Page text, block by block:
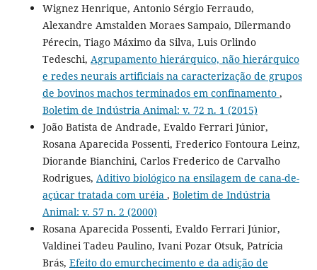
Wignez Henrique, Antonio Sérgio Ferraudo,
Alexandre Amstalden Moraes Sampaio, Dilermando
Pérecin, Tiago Máximo da Silva, Luis Orlindo
Tedeschi, Agrupamento hierárquico, não hierárquico
e redes neurais artificiais na caracterização de grupos
de bovinos machos terminados em confinamento ,
Boletim de Indústria Animal: v. 72 n. 1 (2015)
João Batista de Andrade, Evaldo Ferrari Júnior,
Rosana Aparecida Possenti, Frederico Fontoura Leinz,
Diorande Bianchini, Carlos Frederico de Carvalho
Rodrigues, Aditivo biológico na ensilagem de cana-de-
açúcar tratada com uréia , Boletim de Indústria
Animal: v. 57 n. 2 (2000)
Rosana Aparecida Possenti, Evaldo Ferrari Júnior,
Valdinei Tadeu Paulino, Ivani Pozar Otsuk, Patrícia
Brás, Efeito do emurchecimento e da adição de